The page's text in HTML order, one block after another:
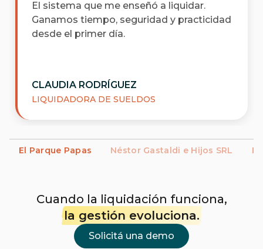
El sistema que me enseñó a liquidar.
Ganamos tiempo, seguridad y practicidad
desde el primer día.
CLAUDIA RODRÍGUEZ
LIQUIDADORA DE SUELDOS
El Parque Papas Néstor Gastaldi e Hijos SRL
Cuando la liquidación funciona,
la gestión evoluciona.
Solicitá una demo